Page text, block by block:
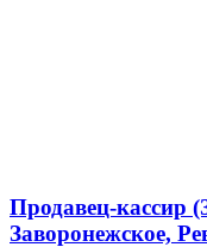
Продавец-кассир
Заворонежское,